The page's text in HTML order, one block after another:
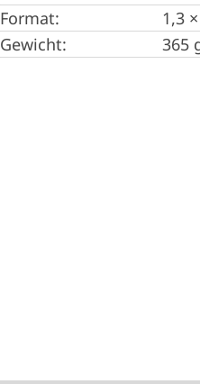
Format:
1,3
Gewicht:
365